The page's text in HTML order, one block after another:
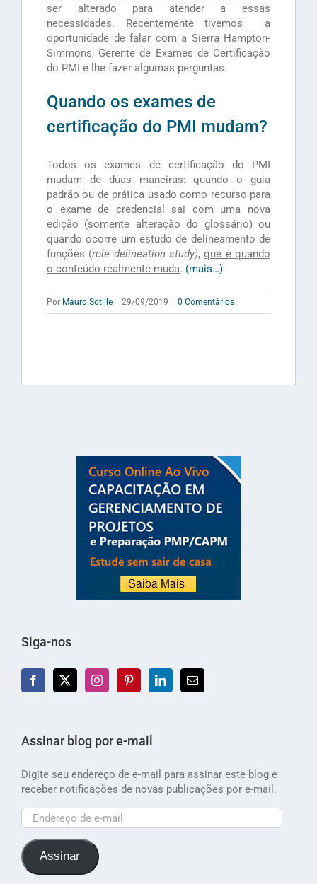
ser alterado para atender a essas
necessidades. Recentemente tivemos a
oportunidade de falar com a Sierra Hampton-
Simmons, Gerente de Exames de Certificação
do PMI e lhe fazer algumas perguntas.
Quando os exames de
certificação do PMI mudam?
Todos os exames de certificação do PMI
mudam de duas maneiras: quando o guia
padrão ou de prática usado como recurso para
o exame de credencial sai com uma nova
edição (somente alteração do glossário) ou
quando ocorre um estudo de delineamento de
funções (role delineation study),que é quando
o conteúdo realmente muda. (mais…)
Por Mauro Sotille 29/09/2019 0 Comentários
Siga-nos
Assinar blog por e-mail
Digite seu endereço de e-mail para assinar este blog e
receber notificações de novas publicações por e-mail.
Endereço
de
e-
mailAssinar